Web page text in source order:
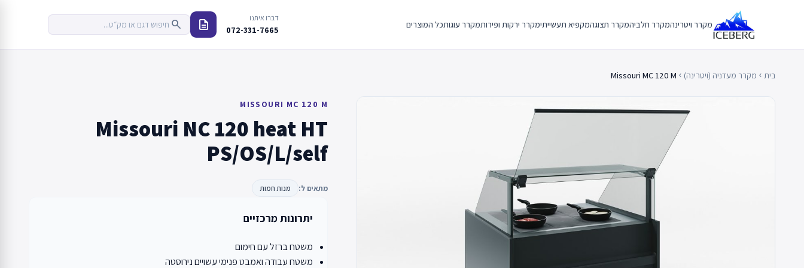
מקרר ויטרינהמקרר חלביהמקרר תצוגהמקפיא תעשייתימקרר ירקות ופירותמקרר עוגותכל המוצרים
דברו איתנו
072-331-7665
description
search
בית chevron_left מקרר מעדניה (ויטרינה) chevron_left
Missouri MC 120 M
MISSOURI MC 120 M
Missouri NC 120 heat HT
PS/OS/L/self
מתאים ל: מנות חמות
יתרונות מרכזיים
משטח ברזל עם חימום
משטח עבודה ואמבט פנימי עשויים נירוסטה